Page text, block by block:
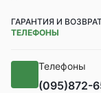
ГАРАНТИЯ И
ТЕЛЕФОНЫ
Телефоны
(095)872-